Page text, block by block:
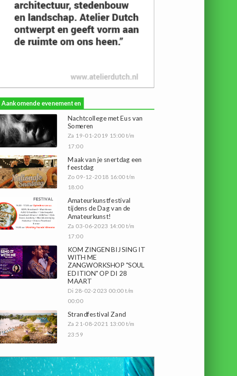
Aankomende evenementen
Nachtcollege met Eus van
Someren
Za 19-01-2019 15:00 t/m
17:00
Maak van je snertdag een
feestdag
Zo 09-12-2018 16:00 t/m
18:00
Amateurkunstfestival
tijdens de Dag van de
Amateurkunst!
Za 03-06-2023 14:00 t/m
17:00
KOM ZINGEN BIJ SING IT
WITH ME
ZANGWORKSHOP "SOUL
EDITION" OP DI 28
MAART
Di 28-02-2023 00:00 t/m
00:00
Strandfestival Zand
Za 21-08-2021 13:00 t/m
23:59